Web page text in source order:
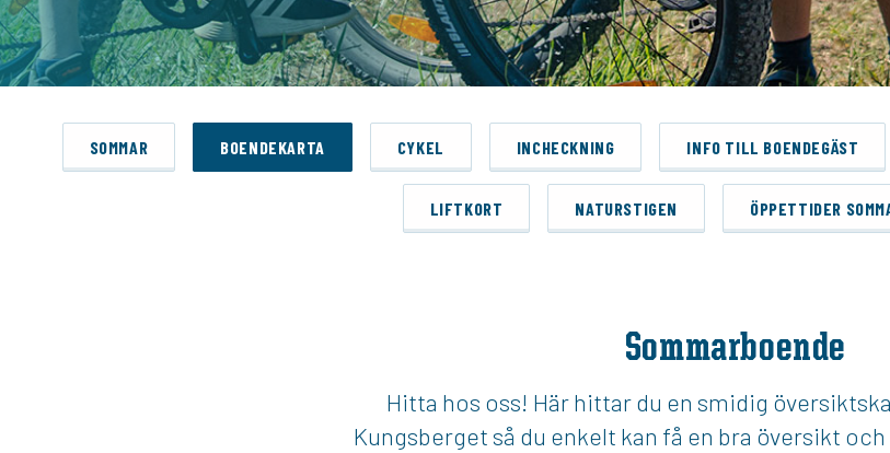
SOMMAR BOENDEKARTA CYKEL INCHECKNING INFO TILL BOENDEGÄST
LIFTKORT NATURSTIGEN ÖPPETTIDER
Sommarboende
Hitta hos oss! Här hittar du en smidig
Kungsberget så du enkelt kan få en bra översikt